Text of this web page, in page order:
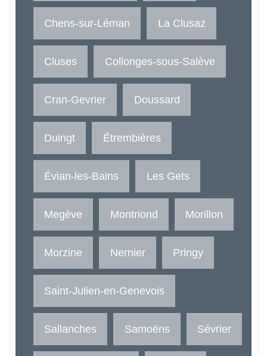
Chens-sur-Léman La Clusaz
Cluses Collonges-sous-Salève
Cran-Gevrier Doussard
Duingt Étrembières
Évian-les-Bains Les Gets
Megève Montriond Morillon
Morzine Nernier Pringy
Saint-Julien-en-Genevois
Sallanches Samoëns Sévrier